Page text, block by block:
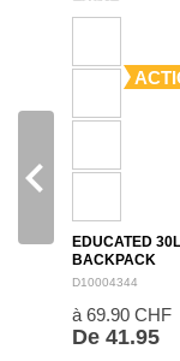
EDUCATED 30L
BACKPACK
D10004344
à 69.90 CHF
De 41.95
navigate_before